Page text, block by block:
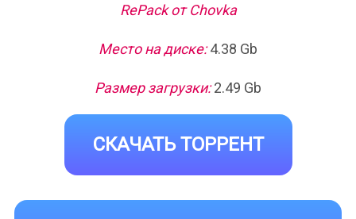
RePack от Chovka
Место на диске:4.38 Gb
Размер загрузки:2.49 Gb
СКАЧАТЬ ТОРРЕНТ